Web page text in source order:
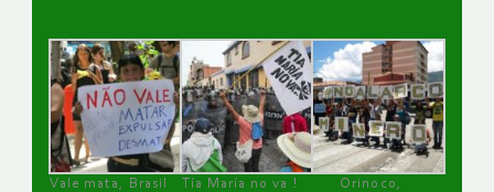
Vale mata, Brasil
Tía María no va !
Orinoco,